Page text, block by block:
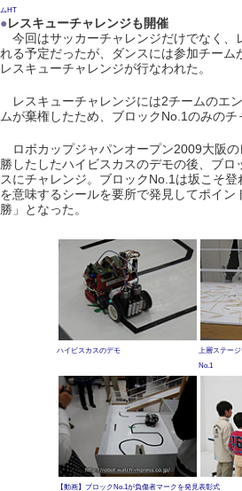
ムHT
●レスキューチャレンジも開催
今回はサッカーチャレンジだけでなく、
れる予定だったが、ダンスには参加チーム
レスキューチャレンジが行なわれた。
レスキューチャレンジには2チームのエ
ムが棄権したため、ブロックNo.1のみのチ
ロボカップジャパンオープン2009大阪
勝したしたハイビスカスのデモの後、ブロ
スにチャレンジ。ブロックNo.1は坂こそ
を意味するシールを要所で発見してポイン
勝」となった。
ハイビスカスのデモ
上層ステー
No.1
【動画】ブロックNo.1が負傷者マークを発見表彰式